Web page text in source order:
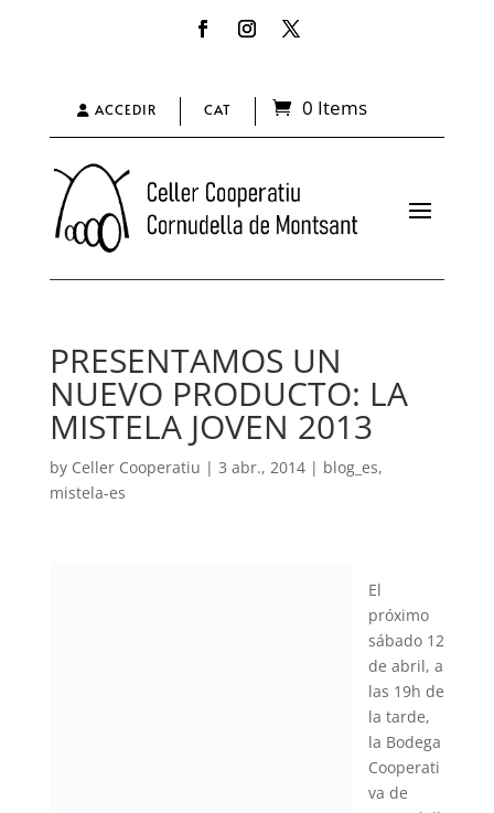
ACCEDIR CAT 0 Items
PRESENTAMOS UN
NUEVO PRODUCTO: LA
MISTELA JOVEN 2013
by Celler Cooperatiu | 3 abr., 2014| blog_es,
mistela-es
El
próximo
sábado 12
de abril, a
las 19h de
la tarde,
la Bodega
Cooperati
va de